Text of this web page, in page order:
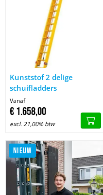
Image Kunststof 2 delige
Kunststof 2 delige
schuifladders
Vanaf
€1.658,00
excl. 21,00% btw
NIEUW